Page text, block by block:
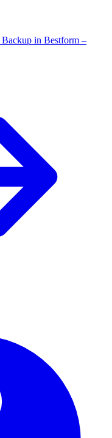
Backup in Bestform –